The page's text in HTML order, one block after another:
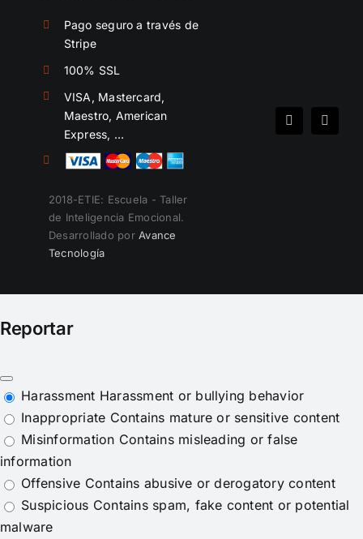
Pago seguro a través de
Stripe
100% SSL
VISA, Mastercard,
Maestro, American
Express, …
2018-ETIE: Escuela - Taller
de Inteligencia Emocional.
Desarrollado porAvance
Tecnología
Spotify
Reportar
Harassment Harassment or bullying behavior
Inappropriate Contains mature or sensitive content
Misinformation Contains misleading or false
information
Offensive Contains abusive or derogatory content
Suspicious Contains spam, fake content or potential
malware